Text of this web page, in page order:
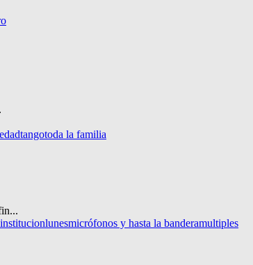
tangotoda la familia
institucionlunesmicrófonos y hasta la banderamultiples